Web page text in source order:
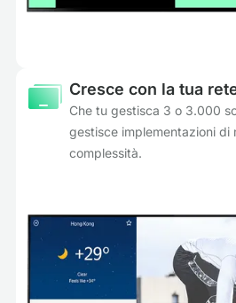
Cresce con la tua
Che tu gestisca 3 o 3.000
gestisce implementazioni di
complessità.